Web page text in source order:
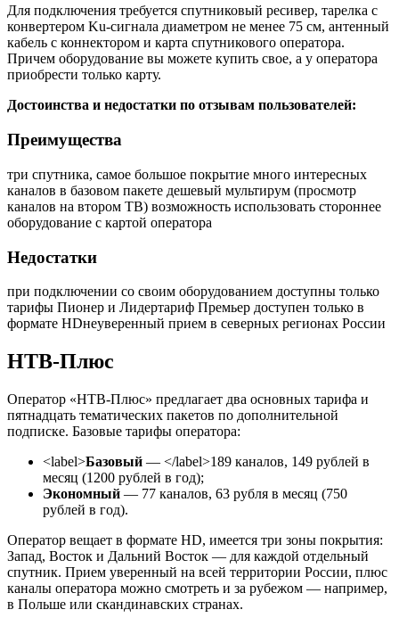
Для подключения требуется спутниковый ресивер, тарелка с
конвертером Ku-сигнала диаметром не менее 75 см, антенный
кабель с коннектором и карта спутникового оператора.
Причем оборудование вы можете купить свое, а у оператора
приобрести только карту.
Достоинства и недостатки по отзывам пользователей:
Преимущества
три спутника, самое большое покрытие много интересных
каналов в базовом пакете дешевый мультирум (просмотр
каналов на втором ТВ) возможность использовать стороннее
оборудование с картой оператора
Недостатки
при подключении со своим оборудованием доступны только
тарифы Пионер и Лидертариф Премьер доступен только в
формате HDнеуверенный прием в северных регионах России
НТВ-Плюс
Оператор «НТВ-Плюс» предлагает два основных тарифа и
пятнадцать тематических пакетов по дополнительной
подписке. Базовые тарифы оператора:
<label>Базовый — </label>189 каналов, 149 рублей в
месяц (1200 рублей в год);
Экономный — 77 каналов, 63 рубля в месяц (750
рублей в год).
Оператор вещает в формате HD, имеется три зоны покрытия:
Запад, Восток и Дальний Восток — для каждой отдельный
спутник. Прием уверенный на всей территории России, плюс
каналы оператора можно смотреть и за рубежом — например,
в Польше или скандинавских странах.